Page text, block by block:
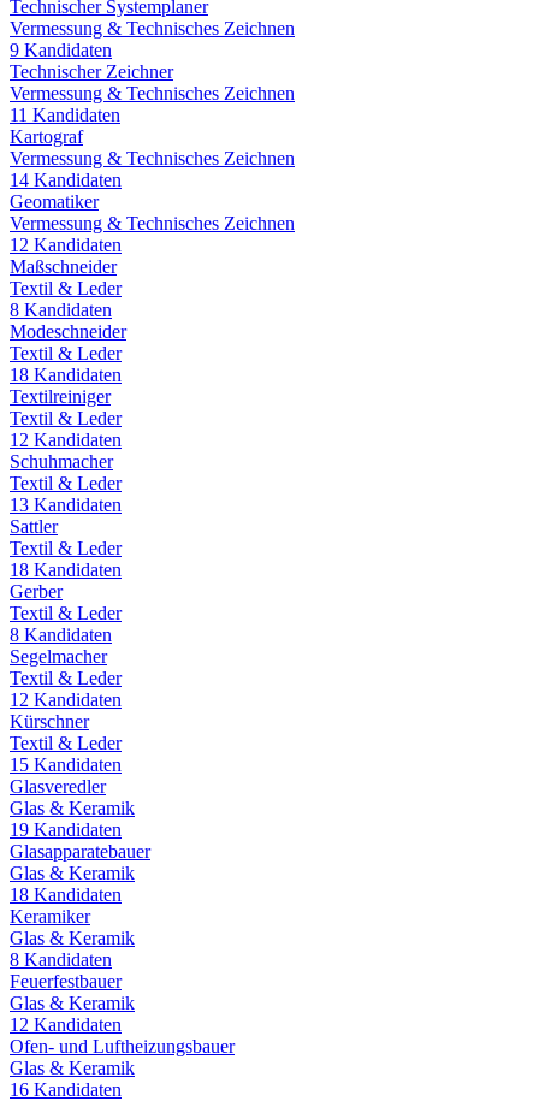
Technischer Systemplaner
Vermessung & Technisches Zeichnen
9 Kandidaten
Technischer Zeichner
Vermessung & Technisches Zeichnen
11 Kandidaten
Kartograf
Vermessung & Technisches Zeichnen
14 Kandidaten
Geomatiker
Vermessung & Technisches Zeichnen
12 Kandidaten
Maßschneider
Textil & Leder
8 Kandidaten
Modeschneider
Textil & Leder
18 Kandidaten
Textilreiniger
Textil & Leder
12 Kandidaten
Schuhmacher
Textil & Leder
13 Kandidaten
Sattler
Textil & Leder
18 Kandidaten
Gerber
Textil & Leder
8 Kandidaten
Segelmacher
Textil & Leder
12 Kandidaten
Kürschner
Textil & Leder
15 Kandidaten
Glasveredler
Glas & Keramik
19 Kandidaten
Glasapparatebauer
Glas & Keramik
18 Kandidaten
Keramiker
Glas & Keramik
8 Kandidaten
Feuerfestbauer
Glas & Keramik
12 Kandidaten
Ofen- und Luftheizungsbauer
Glas & Keramik
16 Kandidaten